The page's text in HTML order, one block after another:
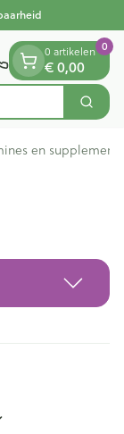
Zoek
0 artikelen
€ 0,00
0
en